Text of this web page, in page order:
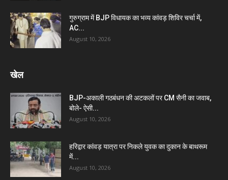
गुरुग्राम में BJP विधायक का भव्य कांवड़ शिविर चर्चा में,
AC...
August 10, 2026
खेल
BJP-अकाली गठबंधन की अटकलों पर CM सैनी का जवाब,
बोले- ऐसी...
August 10, 2026
हरिद्वार कांवड़ यात्रा पर निकले युवक का दुकान के बाथरूम
में...
August 10, 2026